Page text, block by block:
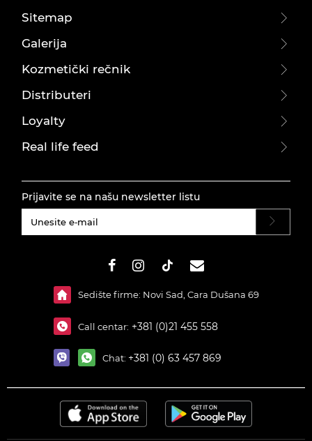
Sitemap
Galerija
Kozmetički rečnik
Distributeri
Loyalty
Real life feed
Prijavite se na našu newsletter listu
Sedište firme: Novi Sad, Cara Dušana 69
Call centar: +381 (0)21 455 558
Chat: +381 (0) 63 457 869